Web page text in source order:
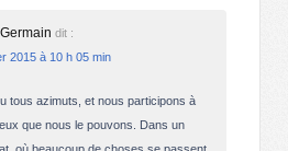
dit :
2015 à 10 h 05 min
tous azimuts, et nous participons à
que nous le pouvons. Dans un